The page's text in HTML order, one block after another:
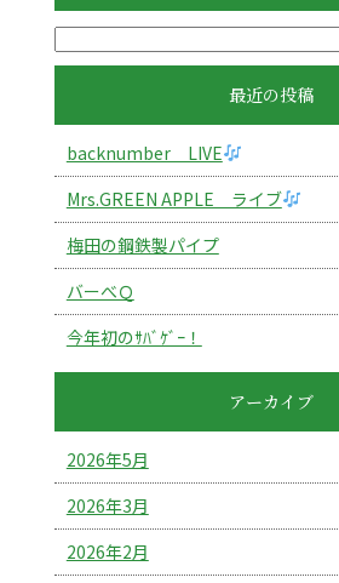
最近の投稿
backnumber LIVE
Mrs.GREEN APPLE ライブ
梅田の鋼鉄製パイプ
バーべＱ
今年初のｻﾊﾞｹﾞｰ！
アーカイブ
2026年5月
2026年3月
2026年2月